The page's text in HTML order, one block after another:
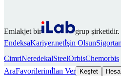
Emlakjet bir
grup şirketidir.
EndeksaKariyer.netİşin Olsun
CimriNeredekalSteelOrbisChemorbis
AraFavorilerimİlan Ver Keşfet